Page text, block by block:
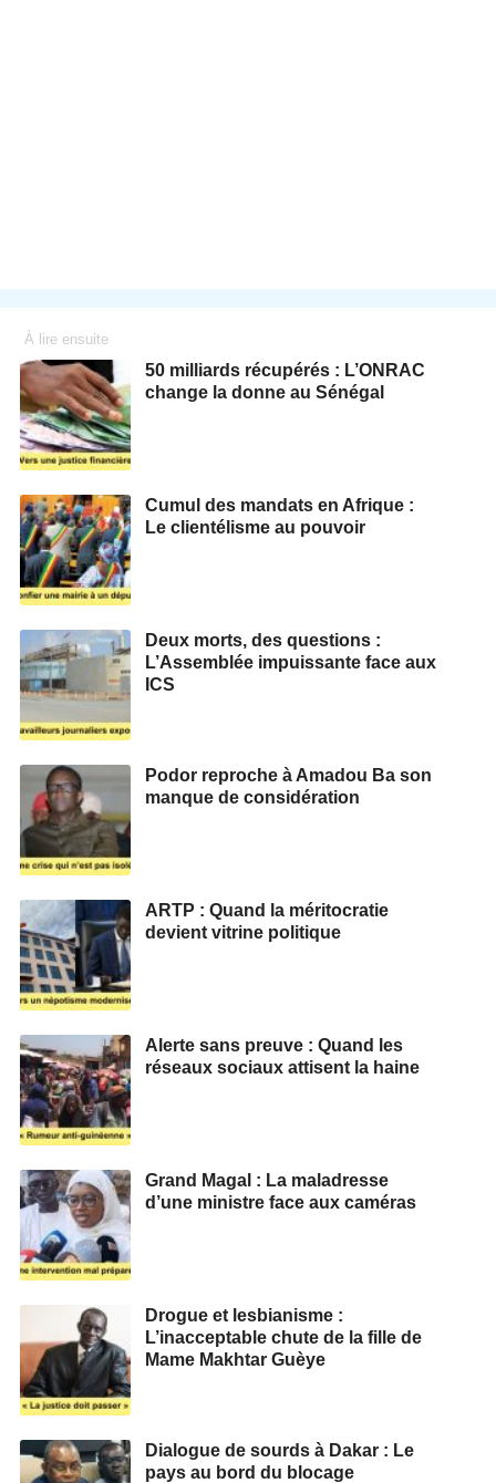
À lire ensuite
50 milliards récupérés : L’ONRAC
change la donne au Sénégal
Cumul des mandats en Afrique :
Le clientélisme au pouvoir
Deux morts, des questions :
L’Assemblée impuissante face aux
ICS
Podor reproche à Amadou Ba son
manque de considération
ARTP : Quand la méritocratie
devient vitrine politique
Alerte sans preuve : Quand les
réseaux sociaux attisent la haine
Grand Magal : La maladresse
d’une ministre face aux caméras
Drogue et lesbianisme :
L’inacceptable chute de la fille de
Mame Makhtar Guèye
Dialogue de sourds à Dakar : Le
pays au bord du blocage